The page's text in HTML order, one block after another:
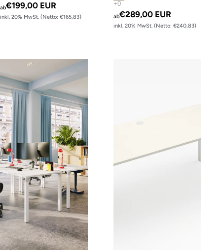
ab€199,00 EUR
inkl. 20% MwSt. (Netto: €165,83) ab€289,00 EUR
inkl. 20% MwSt. (Netto: €240,83)
s120 – Gestell Schwarz (glatt)